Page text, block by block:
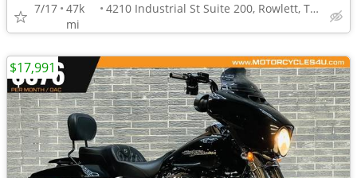
7/17 47k
mi
4210 Industrial St Suite 200, Rowlett, TX 75088
$17,991